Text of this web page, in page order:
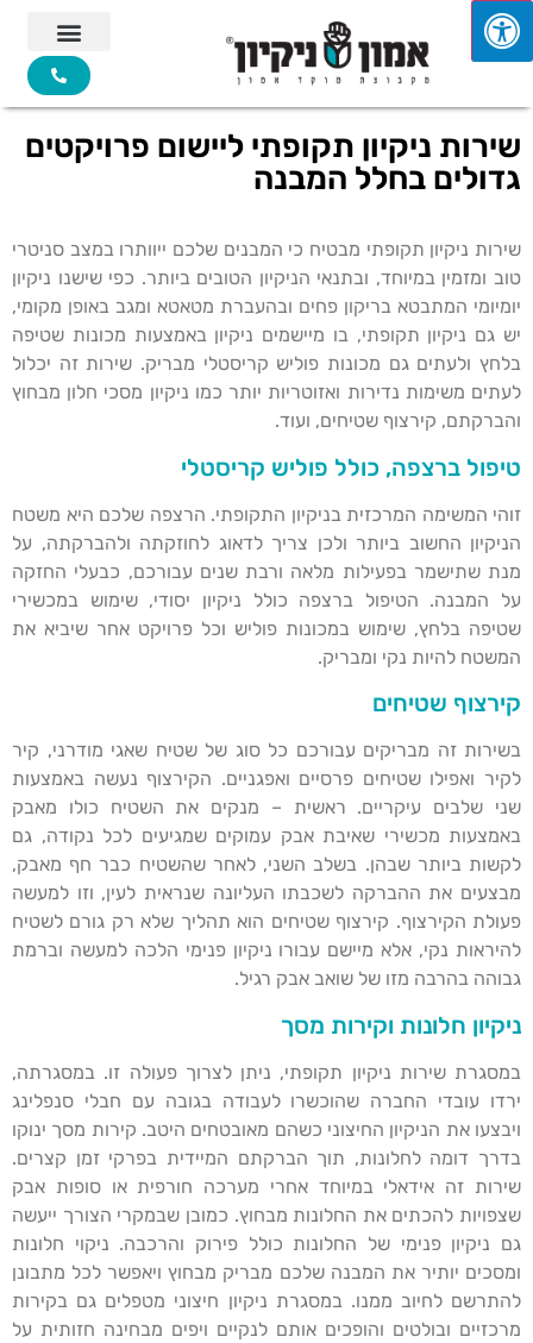
שירות ניקיון תקופתי ליישום פרויקטים
גדולים בחלל המבנה
שירות ניקיון תקופתי מבטיח כי המבנים שלכם ייוותרו במצב סניטרי
טוב ומזמין במיוחד, ובתנאי הניקיון הטובים ביותר. כפי שישנו ניקיון
יומיומי המתבטא בריקון פחים ובהעברת מטאטא ומגב באופן מקומי,
יש גם ניקיון תקופתי, בו מיישמים ניקיון באמצעות מכונות שטיפה
בלחץ ולעתים גם מכונות פוליש קריסטלי מבריק. שירות זה יכלול
לעתים משימות נדירות ואזוטריות יותר כמו ניקיון מסכי חלון מבחוץ
והברקתם, קירצוף שטיחים, ועוד.
טיפול ברצפה, כולל פוליש קריסטלי
זוהי המשימה המרכזית בניקיון התקופתי. הרצפה שלכם היא משטח
הניקיון החשוב ביותר ולכן צריך לדאוג לחוזקתה ולהברקתה, על
מנת שתישמר בפעילות מלאה ורבת שנים עבורכם, כבעלי החזקה
על המבנה. הטיפול ברצפה כולל ניקיון יסודי, שימוש במכשירי
שטיפה בלחץ, שימוש במכונות פוליש וכל פרויקט אחר שיביא את
המשטח להיות נקי ומבריק.
קירצוף שטיחים
בשירות זה מבריקים עבורכם כל סוג של שטיח שאגי מודרני, קיר
לקיר ואפילו שטיחים פרסיים ואפגניים. הקירצוף נעשה באמצעות
שני שלבים עיקריים. ראשית – מנקים את השטיח כולו מאבק
באמצעות מכשירי שאיבת אבק עמוקים שמגיעים לכל נקודה, גם
לקשות ביותר שבהן. בשלב השני, לאחר שהשטיח כבר חף מאבק,
מבצעים את ההברקה לשכבתו העליונה שנראית לעין, וזו למעשה
פעולת הקירצוף. קירצוף שטיחים הוא תהליך שלא רק גורם לשטיח
להיראות נקי, אלא מיישם עבורו ניקיון פנימי הלכה למעשה וברמת
גבוהה בהרבה מזו של שואב אבק רגיל.
ניקיון חלונות וקירות מסך
במסגרת שירות ניקיון תקופתי, ניתן לצרוך פעולה זו. במסגרתה,
ירדו עובדי החברה שהוכשרו לעבודה בגובה עם חבלי סנפלינג
ויבצעו את הניקיון החיצוני כשהם מאובטחים היטב. קירות מסך ינוקו
בדרך דומה לחלונות, תוך הברקתם המיידית בפרקי זמן קצרים.
שירות זה אידאלי במיוחד אחרי מערכה חורפית או סופות אבק
שצפויות להכתים את החלונות מבחוץ. כמובן שבמקרי הצורך ייעשה
גם ניקיון פנימי של החלונות כולל פירוק והרכבה. ניקוי חלונות
ומסכים יותיר את המבנה שלכם מבריק מבחוץ ויאפשר לכל מתבונן
להתרשם לחיוב ממנו. במסגרת ניקיון חיצוני מטפלים גם בקירות
מרכזיים ובולטים והופכים אותם לנקיים ויפים מבחינה חזותית על